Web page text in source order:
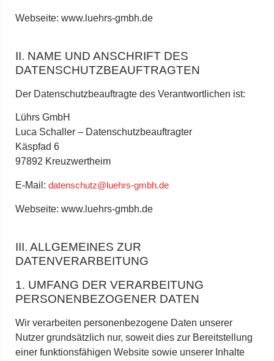
Webseite: www.luehrs-gmbh.de
II. NAME UND ANSCHRIFT DES
DATENSCHUTZBEAUFTRAGTEN
Der Datenschutzbeauftragte des Verantwortlichen ist:
Lührs GmbH
Luca Schaller – Datenschutzbeauftragter
Käspfad 6
97892 Kreuzwertheim
E-Mail: datenschutz@luehrs-gmbh.de
Webseite: www.luehrs-gmbh.de
III. ALLGEMEINES ZUR
DATENVERARBEITUNG
1. UMFANG DER VERARBEITUNG
PERSONENBEZOGENER DATEN
Wir verarbeiten personenbezogene Daten unserer
Nutzer grundsätzlich nur, soweit dies zur Bereitstellung
einer funktionsfähigen Website sowie unserer Inhalte